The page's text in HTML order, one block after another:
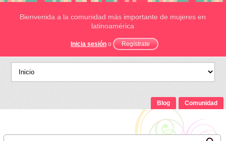
Bienvenida a la comunidad más importante de mujeres en
latinoamérica
Inicia sesión o Regístrate
Blog Comunidad